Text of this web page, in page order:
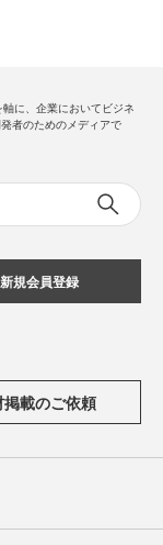
に、企業においてビジネ
者のためのメディアで
新規会員登録
掲載のご依頼